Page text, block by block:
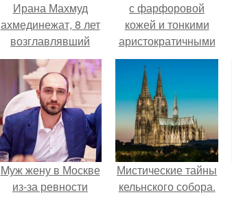
Ирана Махмуд
ахмединежат, 8 лет
возглавлявший
иранское
государство, ныне
работает
преподавателем.
с фарфоровой
кожей и тонкими
аристократичными
чертами, эль
выглядит так, будто
сошла с полотна
художника.
Mуж жену в Москве
из-за ревности
Мистические тайны
кельнского собора.